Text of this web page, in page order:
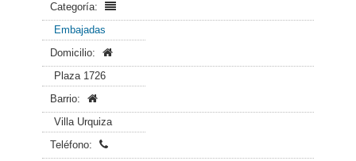
Categoría:
Embajadas
Domicilio:
Plaza 1726
Barrio:
Villa Urquiza
Teléfono: